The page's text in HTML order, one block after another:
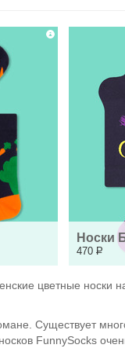
Носки
470 Р
цветные носки
Существует
FunnySocks